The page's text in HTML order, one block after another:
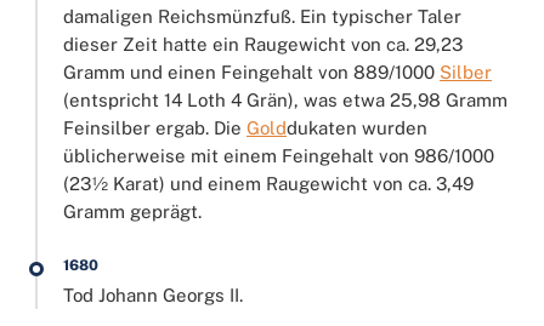
damaligen Reichsmünzfuß. Ein typischer Taler
dieser Zeit hatte ein Raugewicht von ca. 29,23
Gramm und einen Feingehalt von 889/1000 Silber
(entspricht 14 Loth 4 Grän), was etwa 25,98 Gramm
Feinsilber ergab. Die Golddukaten wurden
üblicherweise mit einem Feingehalt von 986/1000
(23½ Karat) und einem Raugewicht von ca. 3,49
Gramm geprägt.
1680
Tod Johann Georgs II.